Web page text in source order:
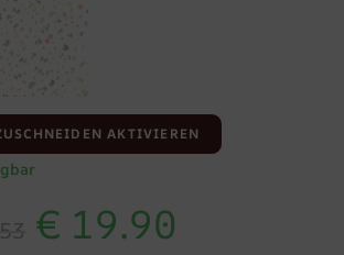
AKTIVIEREN
€ 19.90